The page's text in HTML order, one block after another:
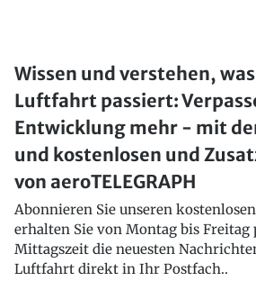
Wissen und verstehen,
Luftfahrt passiert:
Entwicklung mehr - mit
und kostenlosen und
von aeroTELEGRAPH
Abonnieren Sie unseren
erhalten Sie von Montag bis
Mittagszeit die neuesten
Luftfahrt direkt in Ihr Postfach..